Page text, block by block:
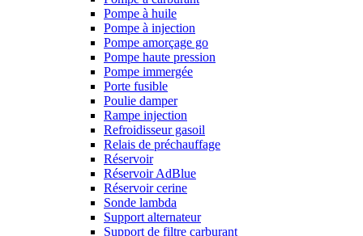
Pompe à huile
Pompe à injection
Pompe amorçage go
Pompe haute pression
Pompe immergée
Porte fusible
Poulie damper
Rampe injection
Refroidisseur gasoil
Relais de préchauffage
Réservoir
Réservoir AdBlue
Réservoir cerine
Sonde lambda
Support alternateur
Support de filtre carburant